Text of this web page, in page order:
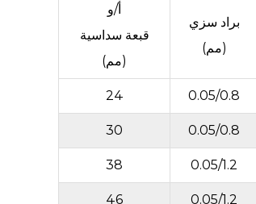
براد سزي
(مم)
أ/و
قبعة سداسية
(مم)
0.05/0.8
24
0.05/0.8
30
0.05/1.2
38
0.05/1.2
46